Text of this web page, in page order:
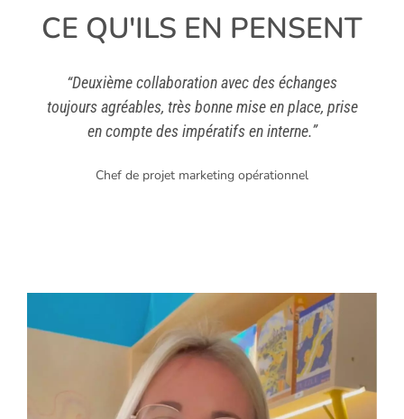
CE QU'ILS EN PENSENT
“Deuxième collaboration avec des échanges
toujours agréables, très bonne mise en place, prise
en compte des impératifs en interne.”
Chef de projet marketing opérationnel